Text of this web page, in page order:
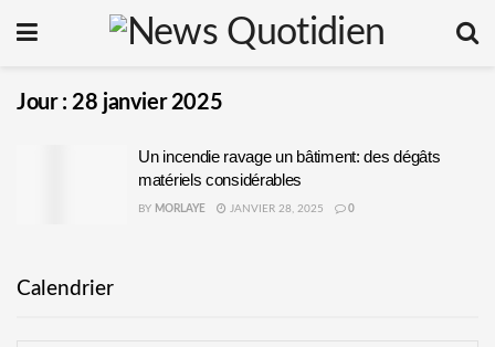
Jour :28 janvier 2025
Un incendie ravage un bâtiment: des dégâts
matériels considérables
BY MORLAYE JANVIER 28, 2025 0
Calendrier